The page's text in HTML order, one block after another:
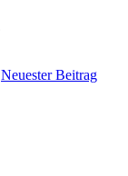
Neuester Beitrag